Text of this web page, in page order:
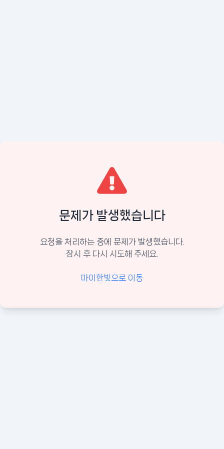
문제가 발생했습니다
요청을 처리하는 중에 문제가 발생했습니다.
잠시 후 다시 시도해 주세요.
마이한빛으로 이동